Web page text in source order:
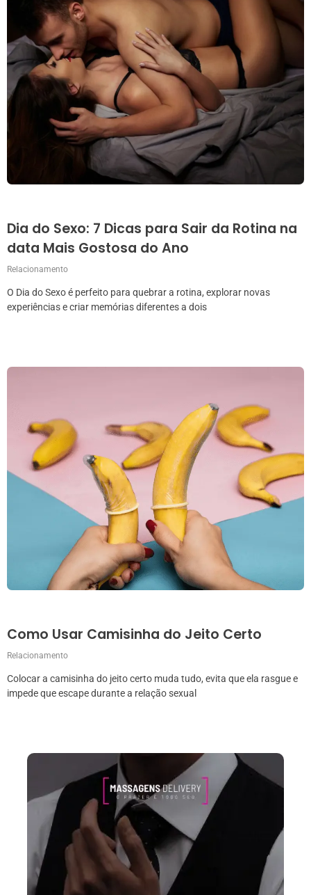
Dia do Sexo: 7 Dicas para Sair da Rotina na
data Mais Gostosa do Ano
Relacionamento
O Dia do Sexo é perfeito para quebrar a rotina, explorar novas
experiências e criar memórias diferentes a dois
Como Usar Camisinha do Jeito Certo
Relacionamento
Colocar a camisinha do jeito certo muda tudo, evita que ela rasgue e
impede que escape durante a relação sexual